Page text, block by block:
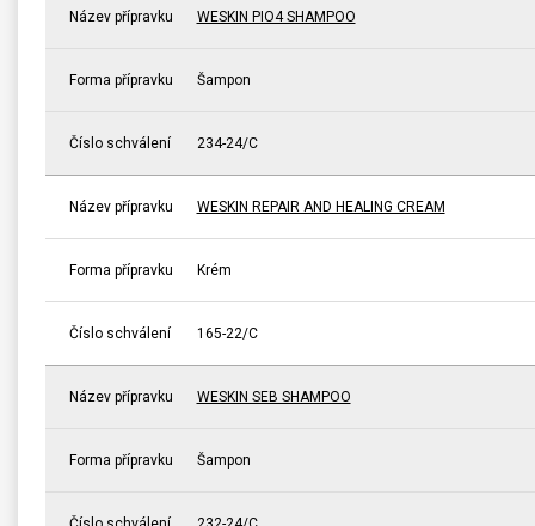
Název přípravku WESKIN PIO4 SHAMPOO
Forma přípravku Šampon
Číslo schválení 234-24/C
Název přípravku WESKIN REPAIR AND HEALING CREAM
Forma přípravku Krém
Číslo schválení 165-22/C
Název přípravku WESKIN SEB SHAMPOO
Forma přípravku Šampon